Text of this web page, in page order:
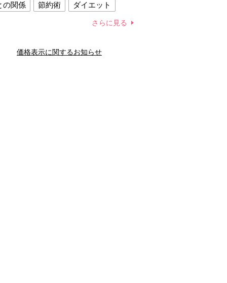
の関係
節約術
ダイエット
の関係
新津春子 どか食い
さらに見る
価格表示に関するお知らせ